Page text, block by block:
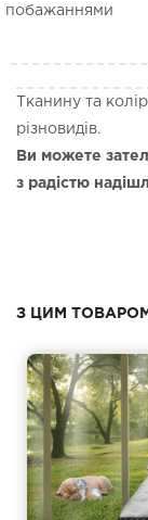
побажаннями
Тканину та
різновидів.
Ви можете
з радістю
З ЦИМ